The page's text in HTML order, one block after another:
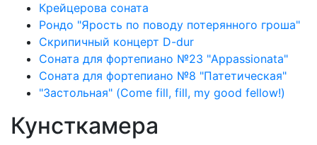
Крейцерова соната
Рондо "Ярость по поводу потерянного гроша"
Скрипичный концерт D-dur
Соната для фортепиано №23 "Appassionata"
Соната для фортепиано №8 "Патетическая"
"Застольная" (Come fill, fill, my good fellow!)
Кунсткамера